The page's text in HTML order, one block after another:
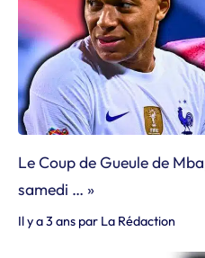
Le Coup de Gueule de
samedi … »
Il y a 3 ans par La Rédaction